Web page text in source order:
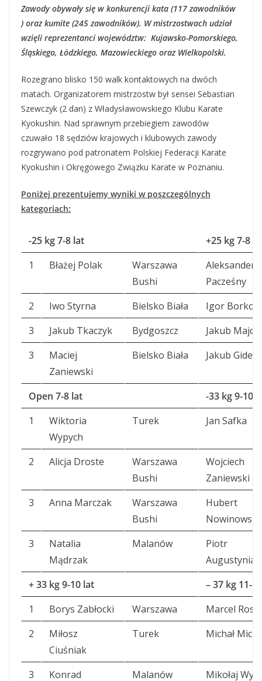
Zawody obywały się w konkurencji kata (117 zawodników
) oraz kumite (245 zawodników). W mistrzostwach udział
wzięli reprezentanci województw: Kujawsko-Pomorskiego,
Śląskiego, Łódzkiego, Mazowieckiego oraz Wielkopolski.
Rozegrano blisko 150 walk kontaktowych na dwóch
matach. Organizatorem mistrzostw był sensei Sebastian
Szewczyk (2 dan) z Władysławowskiego Klubu Karate
Kyokushin. Nad sprawnym przebiegiem zawodów
czuwało 18 sędziów krajowych i klubowych zawody
rozgrywano pod patronatem Polskiej Federacji Karate
Kyokushin i Okręgowego Związku Karate w Poznaniu.
Poniżej prezentujemy wyniki w poszczególnych
kategoriach:
-25 kg 7-8 lat
+25 kg 7-8
1
Błażej Polak
Warszawa
Bushi
Aleksander
Pacześny
2
Iwo Styrna Bielsko Biała
Igor
3
Jakub Tkaczyk Bydgoszcz
Jakub
3
Maciej
Zaniewski
Bielsko Biała Jakub
Open 7-8 lat
-33 kg 9-10
1
Wiktoria
Wypych
Turek Jan Safka
2 Alicja Droste
Warszawa
Bushi
Wojciech
Zaniewski
3
Anna Marczak
Warszawa
Bushi
Hubert
Nowinowski
3
Natalia
Mądrzak
Malanów
Piotr
+ 33 kg 9-10 lat
– 37 kg 11-
1
Borys Zabłocki Warszawa
Marcel
2
Miłosz
Ciuśniak
Turek Michał
3 Konrad Malanów Mikołaj